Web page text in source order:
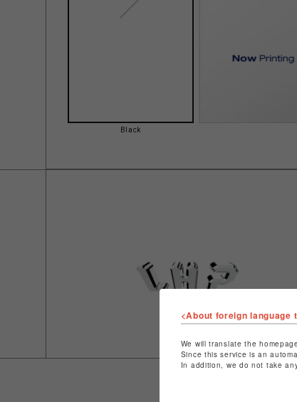
Black
<About foreign language
We will translate the
Since this service is an
In addition, we do not take